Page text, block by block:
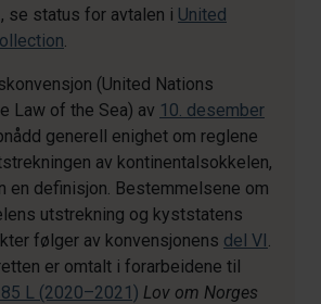
se status for avtalen i United
.
(United Nations
Law of the Sea) av 10. desember
generell enighet om reglene
av kontinentalsokkelen,
en definisjon. Bestemmelsene om
utstrekning og kyststatens
følger av konvensjonens del VI.
er omtalt i forarbeidene til
L (2020–2021) Lov om Norges